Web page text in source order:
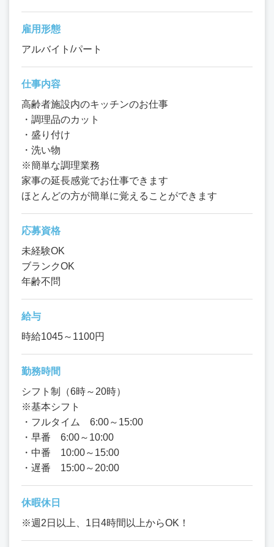
雇用形態
アルバイト/パート
仕事内容
高齢者施設内のキッチンのお仕事
・調理品のカット
・盛り付け
・洗い物
※簡単な調理業務
家事の延長感覚でお仕事できます
ほとんどの方が簡単に覚えることができます
応募資格
未経験OK
ブランクOK
年齢不問
給与
時給1045～1100円
勤務時間
シフト制（6時～20時）
※基本シフト
・フルタイム 6:00～15:00
・早番 6:00～10:00
・中番 10:00～15:00
・遅番 15:00～20:00
休暇休日
※週2日以上、1日4時間以上からOK！